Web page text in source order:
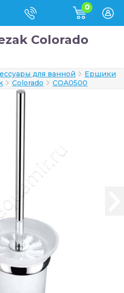
0
Colorado
для ванной
Ершики
Colorado COA0500